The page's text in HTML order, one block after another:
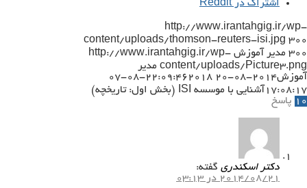
اشتراک در Reddit
http://www.irantahgig.ir/wp-
content/uploads/thomson-reuters-isi.jpg 300
300 مدیر آموزش http://www.irantahgig.ir/wp-
content/uploads/Picture3.png مدیر
آموزش2014-08-20 22:09:46
2018-08-07
17:08:17 آشنایی با موسسه ISI (بخش اول: تاریخچه)
10 پاسخ
دکتر اسکندری گفته:
2014/08/21 در 03:13